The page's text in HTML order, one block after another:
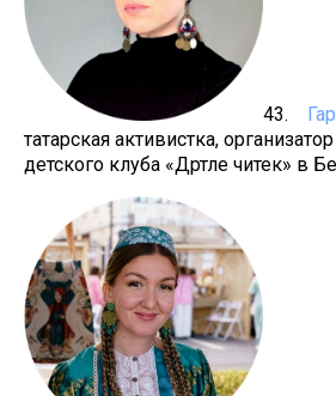
43.
татарская активистка,
детского клуба «Дәртле читек» в